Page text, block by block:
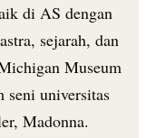
di AS dengan
sejarah, dan
Museum
universitas
Madonna.